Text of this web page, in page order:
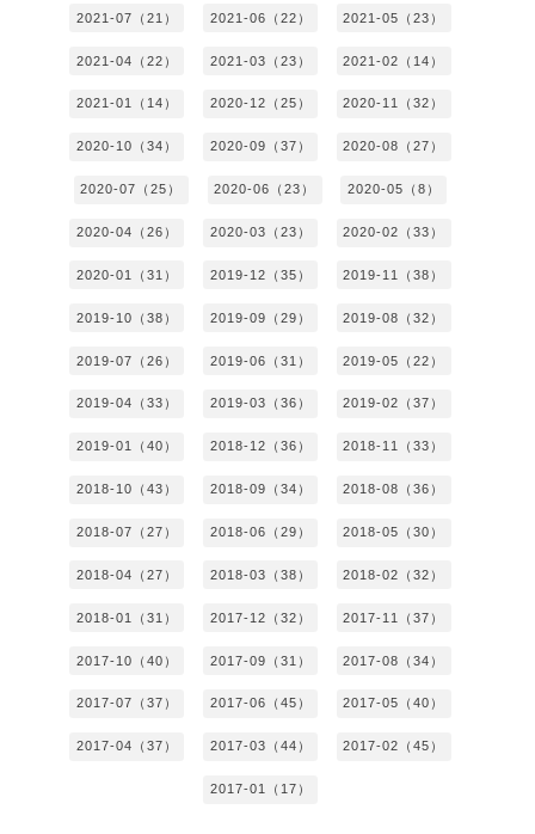
2021-07（21） 2021-06（22） 2021-05（23）
2021-04（22） 2021-03（23） 2021-02（14）
2021-01（14） 2020-12（25） 2020-11（32）
2020-10（34） 2020-09（37） 2020-08（27）
2020-07（25） 2020-06（23） 2020-05（8）
2020-04（26） 2020-03（23） 2020-02（33）
2020-01（31） 2019-12（35） 2019-11（38）
2019-10（38） 2019-09（29） 2019-08（32）
2019-07（26） 2019-06（31） 2019-05（22）
2019-04（33） 2019-03（36） 2019-02（37）
2019-01（40） 2018-12（36） 2018-11（33）
2018-10（43） 2018-09（34） 2018-08（36）
2018-07（27） 2018-06（29） 2018-05（30）
2018-04（27） 2018-03（38） 2018-02（32）
2018-01（31） 2017-12（32） 2017-11（37）
2017-10（40） 2017-09（31） 2017-08（34）
2017-07（37） 2017-06（45） 2017-05（40）
2017-04（37） 2017-03（44） 2017-02（45）
2017-01（17）